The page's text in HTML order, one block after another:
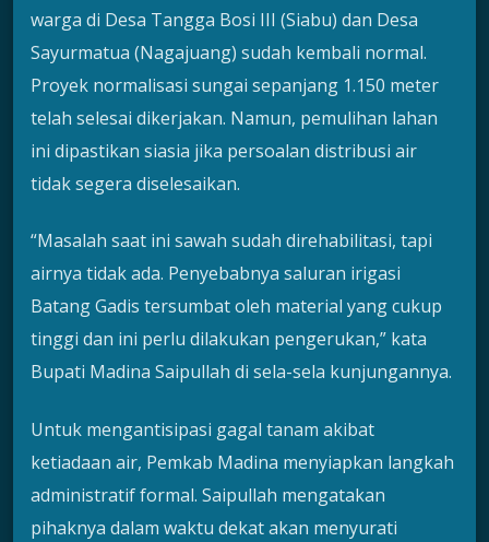
warga di Desa Tangga Bosi III (Siabu) dan Desa
Sayurmatua (Nagajuang) sudah kembali normal.
Proyek normalisasi sungai sepanjang 1.150 meter
telah selesai dikerjakan. Namun, pemulihan lahan
ini dipastikan siasia jika persoalan distribusi air
tidak segera diselesaikan.
“Masalah saat ini sawah sudah direhabilitasi, tapi
airnya tidak ada. Penyebabnya saluran irigasi
Batang Gadis tersumbat oleh material yang cukup
tinggi dan ini perlu dilakukan pengerukan,” kata
Bupati Madina Saipullah di sela-sela kunjungannya.
Untuk mengantisipasi gagal tanam akibat
ketiadaan air, Pemkab Madina menyiapkan langkah
administratif formal. Saipullah mengatakan
pihaknya dalam waktu dekat akan menyurati